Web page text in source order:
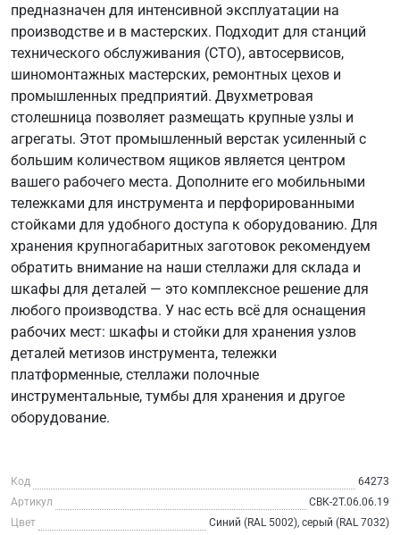
предназначен для интенсивной эксплуатации на
производстве и в мастерских. Подходит для станций
технического обслуживания (СТО), автосервисов,
шиномонтажных мастерских, ремонтных цехов и
промышленных предприятий. Двухметровая
столешница позволяет размещать крупные узлы и
агрегаты. Этот промышленный верстак усиленный с
большим количеством ящиков является центром
вашего рабочего места. Дополните его мобильными
тележками для инструмента и перфорированными
стойками для удобного доступа к оборудованию. Для
хранения крупногабаритных заготовок рекомендуем
обратить внимание на наши стеллажи для склада и
шкафы для деталей — это комплексное решение для
любого производства. У нас есть всё для оснащения
рабочих мест: шкафы и стойки для хранения узлов
деталей метизов инструмента, тележки
платформенные, стеллажи полочные
инструментальные, тумбы для хранения и другое
оборудование.
Код
64273
Артикул
СВК-2Т.06.06.19
Цвет
Синий (RAL 5002), серый (RAL 7032)